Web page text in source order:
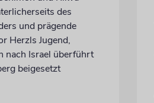
des
und prägende
Herzls Jugend,
nach Israel überführt
beigesetzt